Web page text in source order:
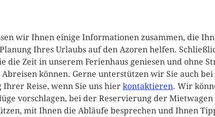
wir Ihnen einige Informationen zusammen, die
Ihres Urlaubs auf den Azoren helfen.
die Zeit in unserem Ferienhaus geniesen und ohne
Abreisen können. Gerne unterstützen wir Sie auch
Ihrer Reise, wenn Sie uns hier kontaktieren. Wir
vorschlagen, bei der Reservierung der Mietwagen
mit Ihnen die Abläufe besprechen und Ihnen